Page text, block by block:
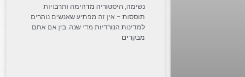
נשימה, היסטוריה מדהימה ותרבויות
תוססות – אין זה מפתיע שאנשים נוהרים
למדינות הנורדיות מדי שנה. בין אם אתם
מבקרים